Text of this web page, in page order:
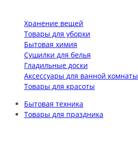
Хранение вещей
Товары для уборки
Бытовая химия
Сушилки для белья
Гладильные доски
Аксессуары для ванной комнаты
Товары для красоты
Бытовая техника
Товары для праздника